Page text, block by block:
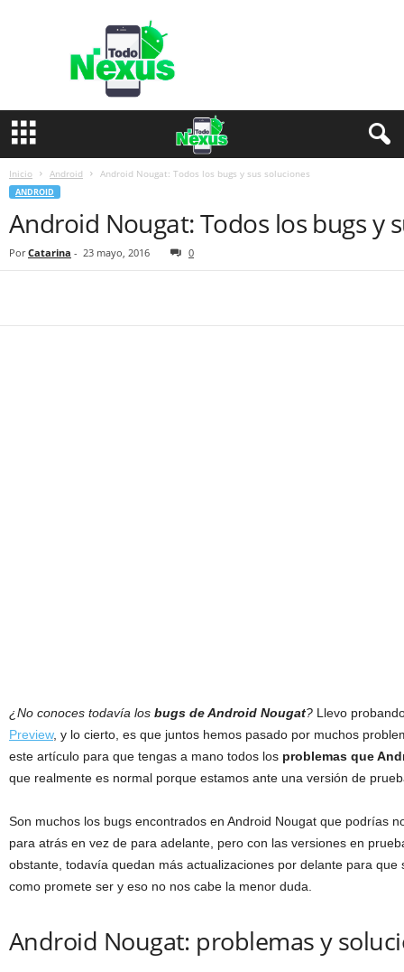
e
Inicio Android Android Nougat: Todos los bugs y sus soluciones
ANDROID
Android Nougat: Todos los bugs y
Por Catarina - 23 mayo, 2016 0
¿No conoces todavía los bugs de Android Nougat? Llevo
Preview, y lo cierto, es que juntos hemos pasado por muchos
este artículo para que tengas a mano todos los problemas que
que realmente es normal porque estamos ante una versión de
Son muchos los bugs encontrados en Android Nougat que podrías
para atrás en vez de para adelante, pero con las versiones en
obstante, todavía quedan más actualizaciones por delante para que
como promete ser y eso no nos cabe la menor duda.
Android Nougat: problemas y